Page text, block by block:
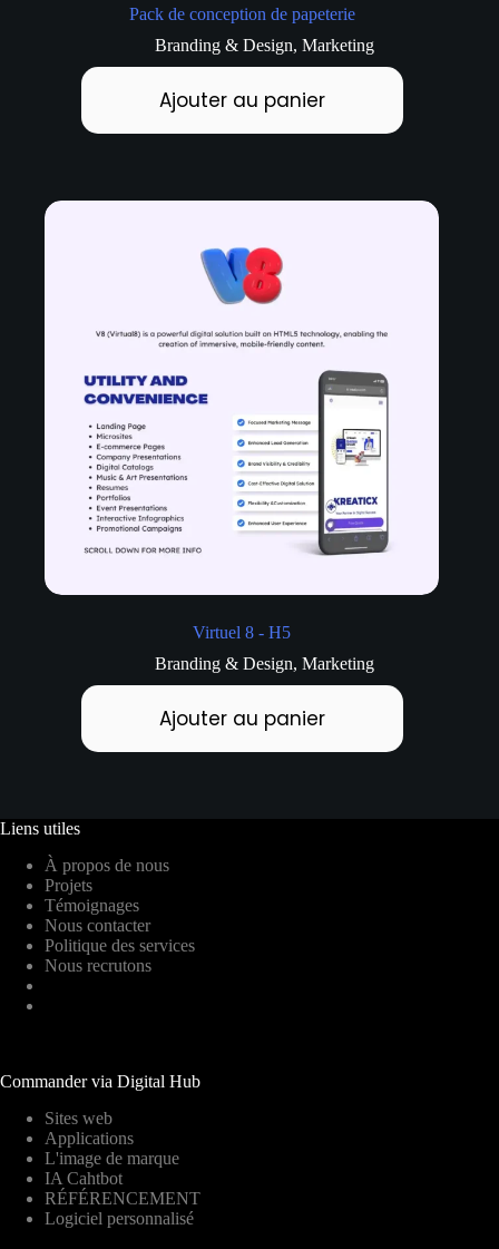
Pack de conception de papeterie
Branding & Design, Marketing
Ajouter au panier
Virtuel 8 - H5
Branding & Design, Marketing
Ajouter au panier
Liens utiles
À propos de nous
Projets
Témoignages
Nous contacter
Politique des services
Nous recrutons
Commander via Digital Hub
Sites web
Applications
L'image de marque
IA Cahtbot
RÉFÉRENCEMENT
Logiciel personnalisé